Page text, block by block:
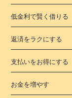
低金利で賢く借りる
返済をラクにする
支払いをお得にする
お金を増やす